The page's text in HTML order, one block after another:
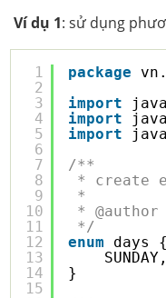
Ví dụ 1: sử dụng
1
2
3
4
5
6
7
8
9
10
11
12
13
14
15
package
import
import
import
/**
* create
*
*
*/
enum
days {
}